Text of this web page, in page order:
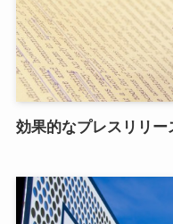
効果的なプレスリリ